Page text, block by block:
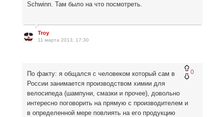
Schwinn. Там было на что посмотреть.
Troy
11 марта 2013, 17:30
0
По факту: я общался с человеком который сам в
России занимается производством химии для
велосипеда (шампуни, смазки и прочее), довольно
интересно поговорить на прямую с производителем и
в определенной мере повлиять на его продукцию